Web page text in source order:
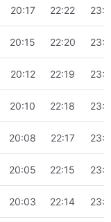
20:17 22:22
20:15 22:20
20:12 22:19
20:10 22:18
20:08 22:17
20:05 22:15
20:03 22:14